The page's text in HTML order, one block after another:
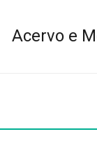
Acervo e